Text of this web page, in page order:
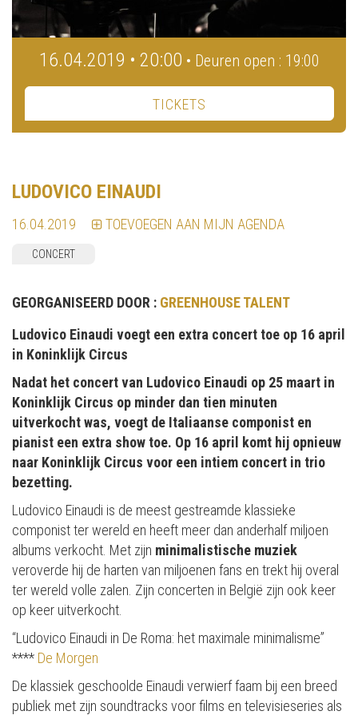
16.04.2019 • 20:00 • Deuren open : 19:00
TICKETS
LUDOVICO EINAUDI
16.04.2019 TOEVOEGEN AAN MIJN AGENDA
CONCERT
GEORGANISEERD DOOR : GREENHOUSE TALENT
Ludovico Einaudi voegt een extra concert toe op 16 april
in Koninklijk Circus
Nadat het concert van Ludovico Einaudi op 25 maart in
Koninklijk Circus op minder dan tien minuten
uitverkocht was, voegt de Italiaanse componist en
pianist een extra show toe. Op 16 april komt hij opnieuw
naar Koninklijk Circus voor een intiem concert in trio
bezetting.
Ludovico Einaudi is de meest gestreamde klassieke
componist ter wereld en heeft meer dan anderhalf miljoen
albums verkocht. Met zijn minimalistische muziek
veroverde hij de harten van miljoenen fans en trekt hij overal
ter wereld volle zalen. Zijn concerten in België zijn ook keer
op keer uitverkocht.
“Ludovico Einaudi in De Roma: het maximale minimalisme”
**** De Morgen
De klassiek geschoolde Einaudi verwierf faam bij een breed
publiek met zijn soundtracks voor films en televisieseries als